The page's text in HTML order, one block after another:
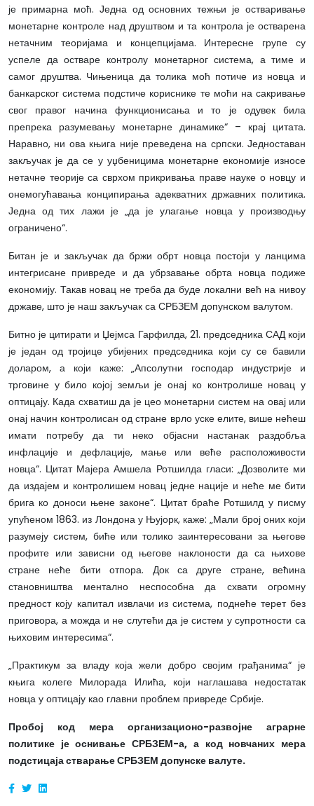
је примарна моћ. Једна од основних тежњи је остваривање
монетарне контроле над друштвом и та контрола је остварена
нетачним теоријама и концепцијама. Интересне групе су
успеле да остваре контролу монетарног система, а тиме и
самог друштва. Чињеница да толика моћ потиче из новца и
банкарског система подстиче кориснике те моћи на сакривање
свог правог начина функционисања и то је одувек била
препрека разумевању монетарне динамике“ – крај цитата.
Наравно, ни ова књига није преведена на српски. Једноставан
закључак је да се у уџбеницима монетарне економије износе
нетачне теорије са сврхом прикривања праве науке о новцу и
онемогућавања конципирања адекватних државних политика.
Једна од тих лажи је „да је улагање новца у производњу
ограничено“.
Битан је и закључак да бржи обрт новца постоји у ланцима
интегрисане привреде и да убрзавање обрта новца подиже
економију. Такав новац не треба да буде локални већ на нивоу
државе, што је наш закључак са СРБЗЕМ допунском валутом.
Битно је цитирати и Џејмса Гарфилда, 21. председника САД који
је један од тројице убијених председника који су се бавили
доларом, а који каже: „Апсолутни господар индустрије и
трговине у било којој земљи је онај ко контролише новац у
оптицају. Када схватиш да је цео монетарни систем на овај или
онај начин контролисан од стране врло уске елите, више нећеш
имати потребу да ти неко објасни настанак раздобља
инфлације и дефлације, мање или веће расположивости
новца“. Цитат Мајера Амшела Ротшилда гласи: „Дозволите ми
да издајем и контролишем новац једне нације и неће ме бити
брига ко доноси њене законе“. Цитат браће Ротшилд у писму
упућеном 1863. из Лондона у Њујорк, каже: „Мали број оних који
разумеју систем, биће или толико заинтересовани за његове
профите или зависни од његове наклоности да са њихове
стране неће бити отпора. Док са друге стране, већина
становништва ментално неспособна да схвати огромну
предност коју капитал извлачи из система, поднеће терет без
приговора, а можда и не слутећи да је систем у супротности са
њиховим интересима“.
„Практикум за владу која жели добро својим грађанима“ је
књига колеге Милорада Илића, који наглашава недостатак
новца у оптицају као главни проблем привреде Србије.
Пробој код мера организационо-развојне аграрне
политике је оснивање СРБЗЕМ-а, а код новчаних мера
подстицаја стварање СРБЗЕМ допунске валуте.